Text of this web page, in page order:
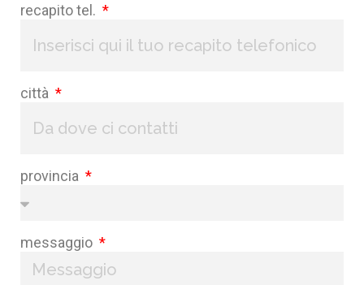
recapito tel.
città
provincia
messaggio